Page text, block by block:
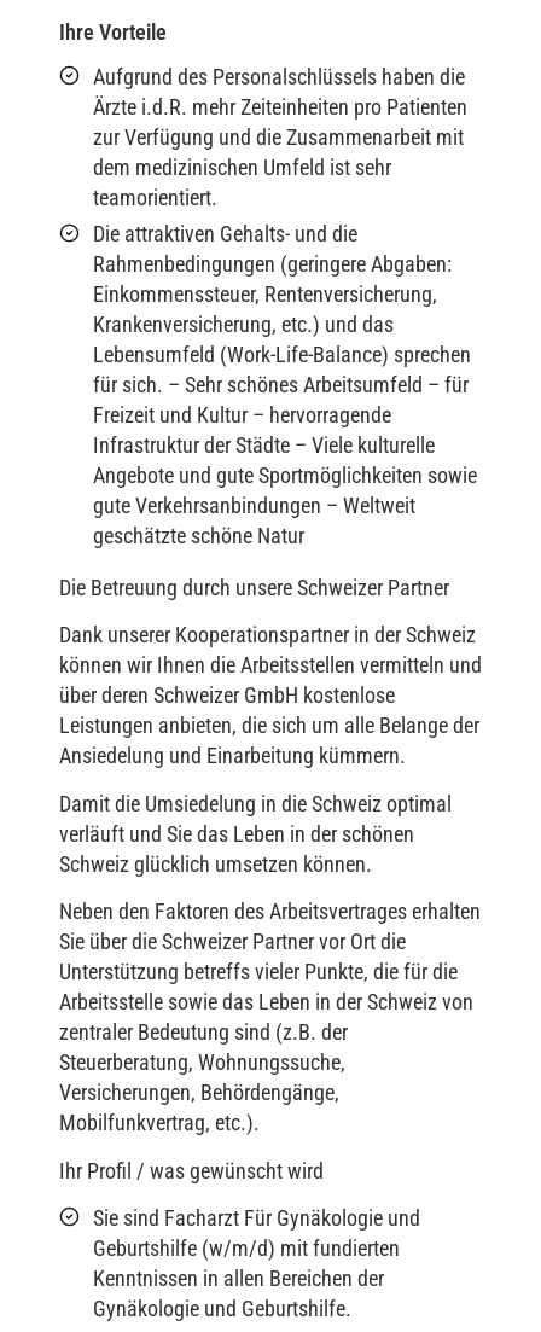
Ihre Vorteile
Aufgrund des Personalschlüssels haben die
Ärzte i.d.R. mehr Zeiteinheiten pro Patienten
zur Verfügung und die Zusammenarbeit mit
dem medizinischen Umfeld ist sehr
teamorientiert.
Die attraktiven Gehalts- und die
Rahmenbedingungen (geringere Abgaben:
Einkommenssteuer, Rentenversicherung,
Krankenversicherung, etc.) und das
Lebensumfeld (Work-Life-Balance) sprechen
für sich. – Sehr schönes Arbeitsumfeld – für
Freizeit und Kultur – hervorragende
Infrastruktur der Städte – Viele kulturelle
Angebote und gute Sportmöglichkeiten sowie
gute Verkehrsanbindungen – Weltweit
geschätzte schöne Natur
Die Betreuung durch unsere Schweizer Partner
Dank unserer Kooperationspartner in der Schweiz
können wir Ihnen die Arbeitsstellen vermitteln und
über deren Schweizer GmbH kostenlose
Leistungen anbieten, die sich um alle Belange der
Ansiedelung und Einarbeitung kümmern.
Damit die Umsiedelung in die Schweiz optimal
verläuft und Sie das Leben in der schönen
Schweiz glücklich umsetzen können.
Neben den Faktoren des Arbeitsvertrages erhalten
Sie über die Schweizer Partner vor Ort die
Unterstützung betreffs vieler Punkte, die für die
Arbeitsstelle sowie das Leben in der Schweiz von
zentraler Bedeutung sind (z.B. der
Steuerberatung, Wohnungssuche,
Versicherungen, Behördengänge,
Mobilfunkvertrag, etc.).
Ihr Profil / was gewünscht wird
Sie sind Facharzt Für Gynäkologie und
Geburtshilfe (w/m/d) mit fundierten
Kenntnissen in allen Bereichen der
Gynäkologie und Geburtshilfe.